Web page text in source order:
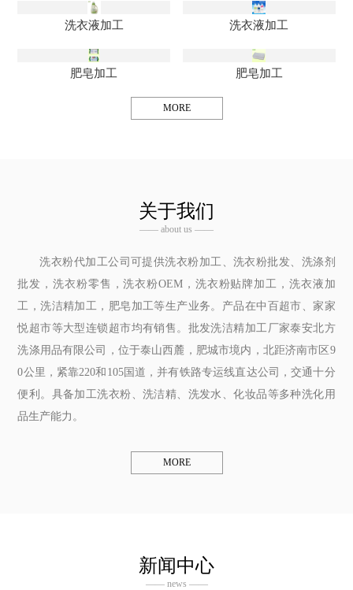
洗衣液加工 洗衣液加工
肥皂加工 肥皂加工
MORE
关于我们
—— about us ——
洗衣粉代加工公司可提供洗衣粉加工、洗衣粉批发、洗涤剂
批发，洗衣粉零售，洗衣粉OEM，洗衣粉贴牌加工，洗衣液加
工，洗洁精加工，肥皂加工等生产业务。产品在中百超市、家家
悦超市等大型连锁超市均有销售。批发洗洁精加工厂家泰安北方
洗涤用品有限公司，位于泰山西麓，肥城市境内，北距济南市区9
0公里，紧靠220和105国道，并有铁路专运线直达公司，交通十分
便利。具备加工洗衣粉、洗洁精、洗发水、化妆品等多种洗化用
品生产能力。
MORE
新闻中心
—— news ——